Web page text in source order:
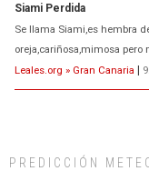
Siami Perdida
Se llama Siami,es hembra
oreja,cariñosa,mimosa pero
Leales.org » Gran Canaria |
PREDICCIÓN